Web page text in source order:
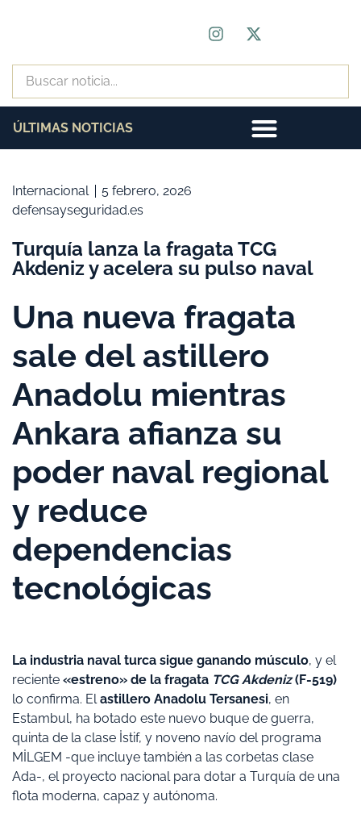
ÚLTIMAS NOTICIAS
Internacional
5 febrero, 2026
defensayseguridad.es
Turquía lanza la fragata TCG
Akdeniz y acelera su pulso naval
Una nueva fragata
sale del astillero
Anadolu mientras
Ankara afianza su
poder naval regional
y reduce
dependencias
tecnológicas
La industria naval turca sigue ganando músculo, y el
reciente «estreno» de la fragata TCG Akdeniz(F-519)
lo confirma. Elastillero Anadolu Tersanesi, en
Estambul, ha botado este nuevo buque de guerra,
quinta de la clase İstif, y noveno navío del programa
MİLGEM -que incluye también a las corbetas clase
Ada-, el proyecto nacional para dotar a Turquía de una
flota moderna, capaz y autónoma.